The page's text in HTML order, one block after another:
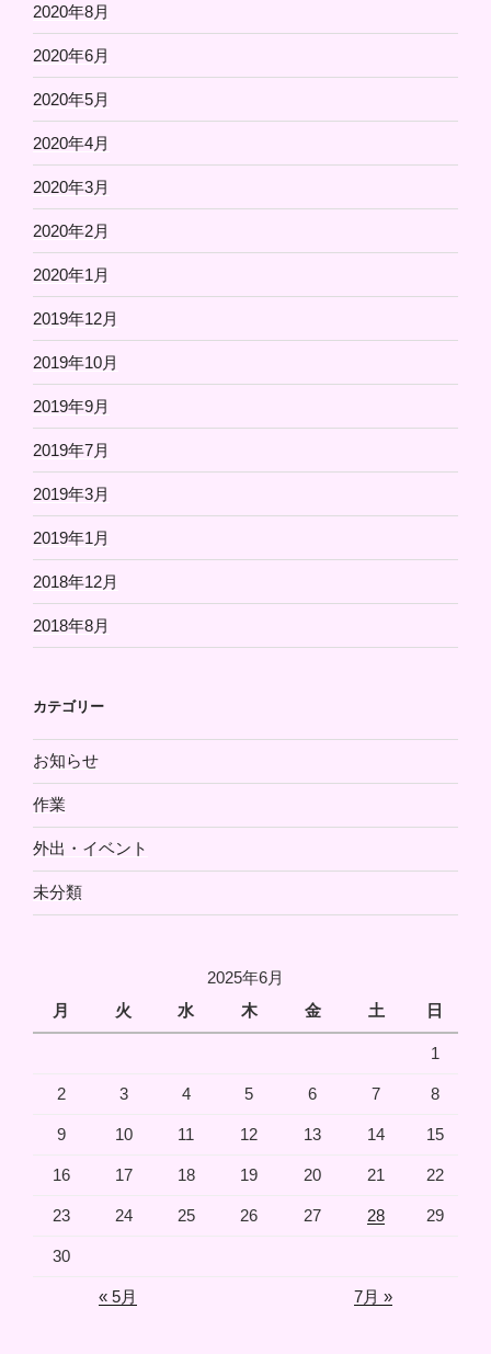
2020年8月
2020年6月
2020年5月
2020年4月
2020年3月
2020年2月
2020年1月
2019年12月
2019年10月
2019年9月
2019年7月
2019年3月
2019年1月
2018年12月
2018年8月
カテゴリー
お知らせ
作業
外出・イベント
未分類
2025年6月
月
火 水 木 金 土 日
1
2 3 4 5 6 7 8
9 10 11 12 13 14 15
16 17 18 19 20 21 22
23 24 25 26 27 28 29
30
« 5月 7月 »